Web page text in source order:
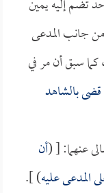
تضم إليه يمين
جانب المدعى
كما سبق أن مر في
بالشاهد
عنهما: [ (أن
المدعى عليه) ].